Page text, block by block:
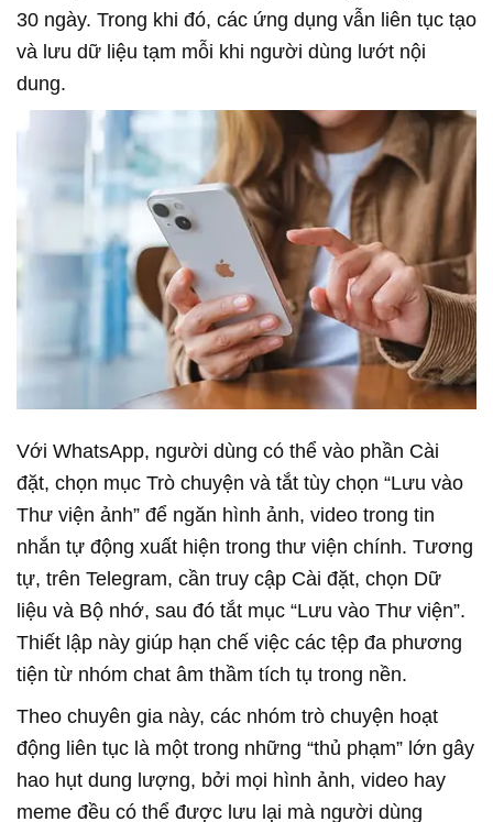
30 ngày. Trong khi đó, các ứng dụng vẫn liên tục tạo
và lưu dữ liệu tạm mỗi khi người dùng lướt nội
dung.
Với WhatsApp, người dùng có thể vào phần Cài
đặt, chọn mục Trò chuyện và tắt tùy chọn “Lưu vào
Thư viện ảnh” để ngăn hình ảnh, video trong tin
nhắn tự động xuất hiện trong thư viện chính. Tương
tự, trên Telegram, cần truy cập Cài đặt, chọn Dữ
liệu và Bộ nhớ, sau đó tắt mục “Lưu vào Thư viện”.
Thiết lập này giúp hạn chế việc các tệp đa phương
tiện từ nhóm chat âm thầm tích tụ trong nền.
Theo chuyên gia này, các nhóm trò chuyện hoạt
động liên tục là một trong những “thủ phạm” lớn gây
hao hụt dung lượng, bởi mọi hình ảnh, video hay
meme đều có thể được lưu lại mà người dùng